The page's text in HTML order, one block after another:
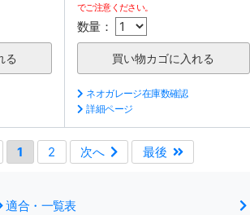
でご注意ください。
数量：
ネオガレージ在庫数確認
詳細ページ
1 2 次へ 最後
適合・一覧表